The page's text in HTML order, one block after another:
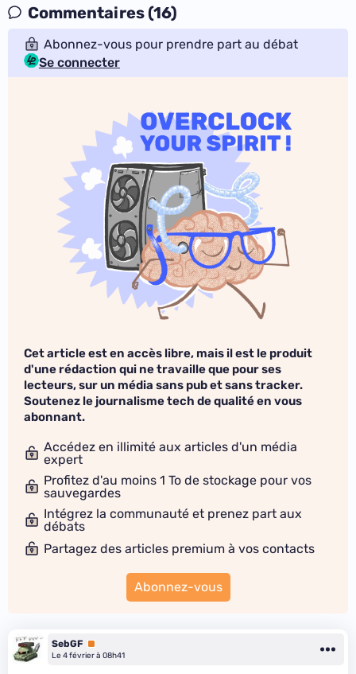
Commentaires (16)
Abonnez-vous pour prendre part au débat
Se connecter
Cet article est en accès libre, mais il est le produit
d'une rédaction qui ne travaille que pour ses
lecteurs, sur un média sans pub et sans tracker.
Soutenez le journalisme tech de qualité en vous
abonnant.
Accédez en illimité aux articles d'un média
expert
Profitez d'au moins 1 To de stockage pour vos
sauvegardes
Intégrez la communauté et prenez part aux
débats
Partagez des articles premium à vos contacts
Abonnez-vous
SebGF Premium
Le 4 février à 08h41